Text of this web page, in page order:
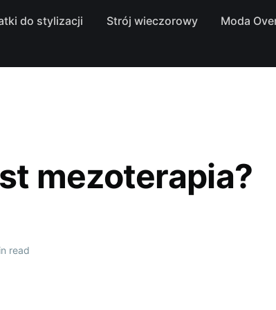
do stylizacji Strój wieczorowy
Moda
mezoterapia?
read